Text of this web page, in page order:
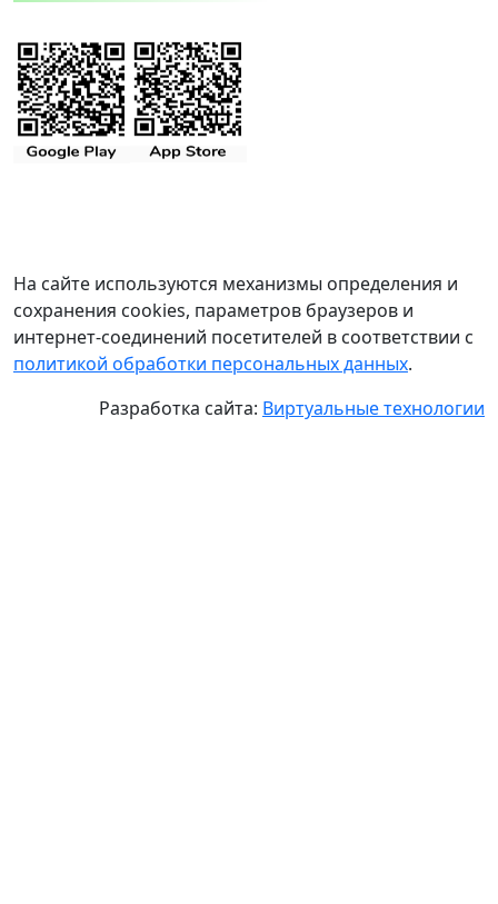
На сайте используются механизмы определения и
сохранения cookies, параметров браузеров и
интернет-соединений посетителей в соответствии с
политикой обработки персональных данных.
Разработка сайта: Виртуальные технологии